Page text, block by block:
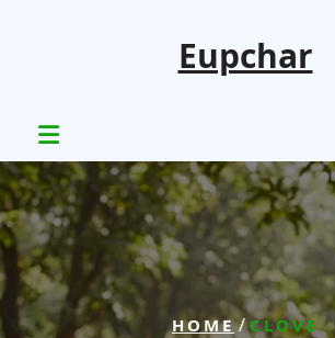
Eupchar
HOME/CLOVE